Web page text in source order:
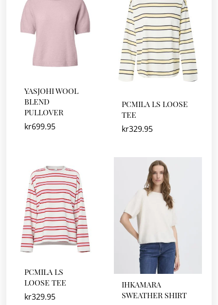
YASJOHI WOOL
BLEND
PULLOVER
kr699.95
PCMILA LS LOOSE
TEE
kr329.95
PCMILA LS
LOOSE TEE
kr329.95
IHKAMARA
SWEATHER SHIRT